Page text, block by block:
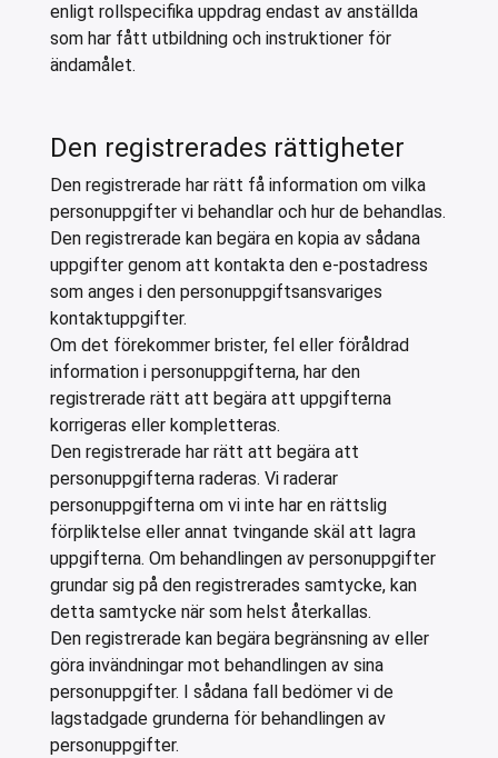
enligt rollspecifika uppdrag endast av anställda
som har fått utbildning och instruktioner för
ändamålet.
Den registrerades rättigheter
Den registrerade har rätt få information om vilka
personuppgifter vi behandlar och hur de behandlas.
Den registrerade kan begära en kopia av sådana
uppgifter genom att kontakta den e-postadress
som anges i den personuppgiftsansvariges
kontaktuppgifter.
Om det förekommer brister, fel eller föråldrad
information i personuppgifterna, har den
registrerade rätt att begära att uppgifterna
korrigeras eller kompletteras.
Den registrerade har rätt att begära att
personuppgifterna raderas. Vi raderar
personuppgifterna om vi inte har en rättslig
förpliktelse eller annat tvingande skäl att lagra
uppgifterna. Om behandlingen av personuppgifter
grundar sig på den registrerades samtycke, kan
detta samtycke när som helst återkallas.
Den registrerade kan begära begränsning av eller
göra invändningar mot behandlingen av sina
personuppgifter. I sådana fall bedömer vi de
lagstadgade grunderna för behandlingen av
personuppgifter.